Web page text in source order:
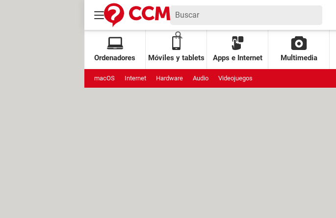
Ordenadores Móviles y tablets Apps e Internet Multimedia
macOS Internet Hardware Audio Videojuegos